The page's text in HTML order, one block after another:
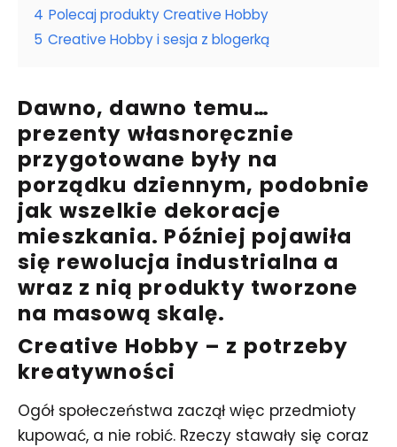
4 Polecaj produkty Creative Hobby
5 Creative Hobby i sesja z blogerką
Dawno, dawno temu…
prezenty własnoręcznie
przygotowane były na
porządku dziennym, podobnie
jak wszelkie dekoracje
mieszkania. Później pojawiła
się rewolucja industrialna a
wraz z nią produkty tworzone
na masową skalę.
Creative Hobby – z potrzeby
kreatywności
Ogół społeczeństwa zaczął więc przedmioty
kupować, a nie robić. Rzeczy stawały się coraz